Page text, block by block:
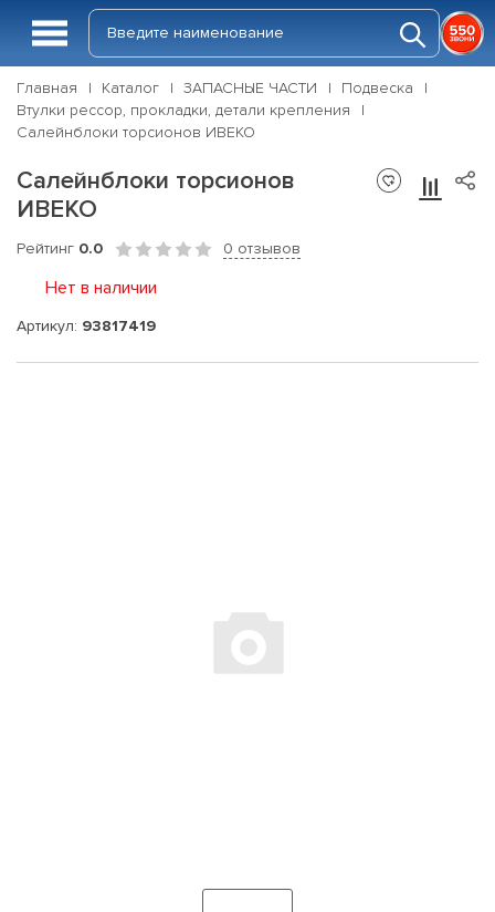
Главная Каталог ЗАПАСНЫЕ ЧАСТИ
Подвеска
Втулки рессор, прокладки, детали крепления
Салейнблоки торсионов ИВЕКО
Салейнблоки торсионов
ИВЕКО
Рейтинг 0.0 0 отзывов
Нет в наличии
Артикул: 93817419